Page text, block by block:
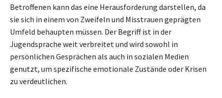
Betroffenen kann das eine Herausforderung darstellen, da
sie sich in einem von Zweifeln und Misstrauen geprägten
Umfeld behaupten müssen. Der Begriff ist in der
Jugendsprache weit verbreitet und wird sowohl in
persönlichen Gesprächen als auch in sozialen Medien
genutzt, um spezifische emotionale Zustände oder Krisen
zu verdeutlichen.